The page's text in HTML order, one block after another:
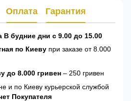
Оплата Гарантия
В будние дни с 9.00 до 15.00
по Киеву при заказе от 8.000
до 8.000 гривен – 250 гривен
и по Киеву курьерской службой
Покупателя